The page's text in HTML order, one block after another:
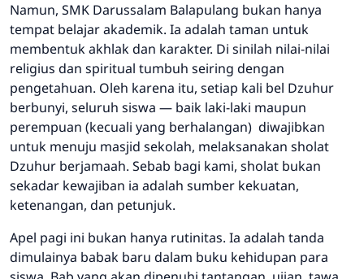
Namun, SMK Darussalam Balapulang bukan hanya
tempat belajar akademik. Ia adalah taman untuk
membentuk akhlak dan karakter. Di sinilah nilai-nilai
religius dan spiritual tumbuh seiring dengan
pengetahuan. Oleh karena itu, setiap kali bel Dzuhur
berbunyi, seluruh siswa — baik laki-laki maupun
perempuan (kecuali yang berhalangan) diwajibkan
untuk menuju masjid sekolah, melaksanakan sholat
Dzuhur berjamaah. Sebab bagi kami, sholat bukan
sekadar kewajiban ia adalah sumber kekuatan,
ketenangan, dan petunjuk.
Apel pagi ini bukan hanya rutinitas. Ia adalah tanda
dimulainya babak baru dalam buku kehidupan para